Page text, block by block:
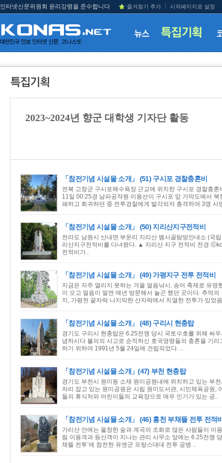
인터넷신문위원회 윤리강령을 준수합니다 즐겨찾기 추가 시작페이지로 설정
2023~2024년 향군 대학생 기자단 활동
「참전기념 시설물 소개」 (51) 구시포 경찰충혼비
전북 고창군 구시포해수욕장 근교에 위치한 구시포 경찰충
11일 00:25경 남파공작원 이용선이 구시포 앞 가막도에서
패하고 회귀하던 중 전투경찰에게 발각되자 총격하여 3명 사
「참전기념 시설물 소개」 (50) 지리산지구전적비
전라도 남원시 산내면 부운리 지리산 뱀사골탐방안내소 (국
리산지구전적비를 다녀왔다. ▲ 지리산 지구 전적비 전경
전적비가..
「참전기념 시설물 소개」 (49) 가평지구 전투 전적비
지금은 자주 열리지 못하는 겨울 얼음낚시, 송어 축제로 유명
이 오고 얼음이 얼면 매년 방문해서 놀곤 했던 곳이다. 추억
지, 가평천 끝자락 나지막한 산자락에서 치열한 전투가 있었
「참전기념 시설물 소개」 (48) 구리시 현충탑
경기도 구리시 현충탑은 6.25전쟁 당시 국토수호를 위해 싸
념하시다 불의의 사고로 순직하신 호국영령들의 충혼을 기
하기 위하여 1991년 5월 24일에 건립되었다. ..
「참전기념 시설물 소개」(47) 부천 현충탑
경기도 부천시 원미동 소재 원미공원내에 위치하고 있는 부
자리 잡고 있는 원미공원은 시립 원미도서관, 시민체육공원,
들의 휴식처와 어린이들의 교육장으로 매우 인기가 있는 공..
「참전기념 시설물 소개」 (46) 홍천 부채뜰 전투 전적
가리산 안에는 울창한 숲과 계곡의 조화로 많은 사람들이 이
림 이용객과 등산객이 지나는 관리 사무소 앞에는 6.25전쟁
채뜰 전투’에 참전한 유엔군 프랑스대대 전투 공병 ..